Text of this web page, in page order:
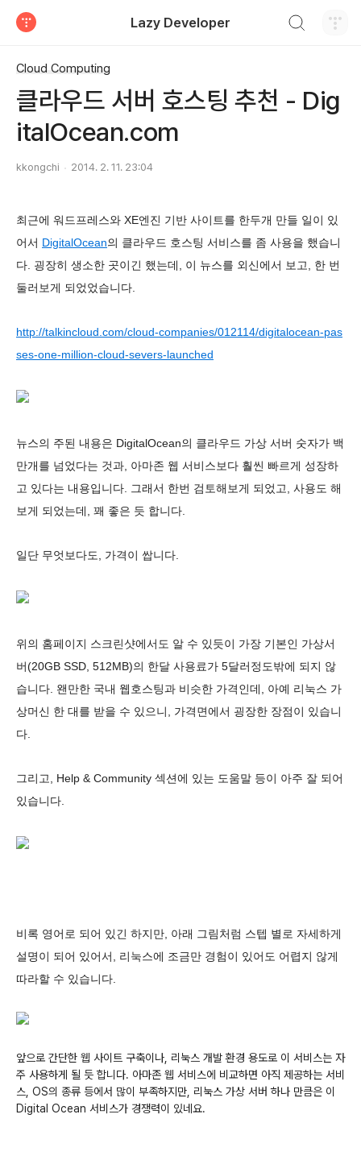
Lazy Developer
Cloud Computing
클라우드 서버 호스팅 추천 - Dig
italOcean.com
kkongchi 2014. 2. 11. 23:04
최근에 워드프레스와 XE엔진 기반 사이트를 한두개 만들 일이 있
어서 DigitalOcean의 클라우드 호스팅 서비스를 좀 사용을 했습니
다. 굉장히 생소한 곳이긴 했는데, 이 뉴스를 외신에서 보고, 한 번
둘러보게 되었었습니다.
http://talkincloud.com/cloud-companies/012114/digitalocean-pas
ses-one-million-cloud-severs-launched
뉴스의 주된 내용은 DigitalOcean의 클라우드 가상 서버 숫자가 백
만개를 넘었다는 것과, 아마존 웹 서비스보다 훨씬 빠르게 성장하
고 있다는 내용입니다. 그래서 한번 검토해보게 되었고, 사용도 해
보게 되었는데, 꽤 좋은 듯 합니다.
일단 무엇보다도, 가격이 쌉니다.
위의 홈페이지 스크린샷에서도 알 수 있듯이 가장 기본인 가상서
버(20GB SSD, 512MB)의 한달 사용료가 5달러정도밖에 되지 않
습니다. 왠만한 국내 웹호스팅과 비슷한 가격인데, 아예 리눅스 가
상머신 한 대를 받을 수 있으니, 가격면에서 굉장한 장점이 있습니
다.
그리고, Help & Community 섹션에 있는 도움말 등이 아주 잘 되어
있습니다.
비록 영어로 되어 있긴 하지만, 아래 그림처럼 스텝 별로 자세하게
설명이 되어 있어서, 리눅스에 조금만 경험이 있어도 어렵지 않게
따라할 수 있습니다.
앞으로 간단한 웹 사이트 구축이나, 리눅스 개발 환경 용도로 이 서비스는 자
주 사용하게 될 듯 합니다. 아마존 웹 서비스에 비교하면 아직 제공하는 서비
스, OS의 종류 등에서 많이 부족하지만, 리눅스 가상 서버 하나 만큼은 이
Digital Ocean 서비스가 경쟁력이 있네요.